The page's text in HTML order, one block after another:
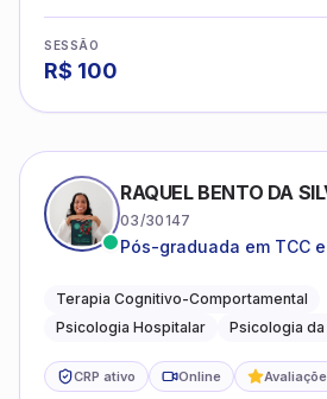
SESSÃO
R$ 100
RAQUEL BENTO DA
03/30147
Pós-graduada em TCC
Terapia Cognitivo-Comportamental
Psicologia Hospitalar
Psicologia da
CRP ativo Online